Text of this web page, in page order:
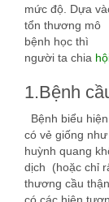
mức độ. Dựa
tổn thương mô
bệnh học thì
người ta chia
1.Bệnh
Bệnh biểu
có vẻ giống
huỳnh quang
dịch (hoặc chỉ
thương cầu